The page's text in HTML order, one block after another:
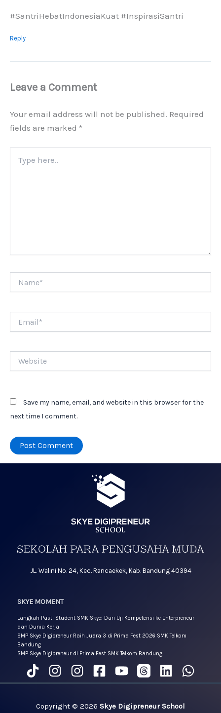
#SantriHebatIndonesiaKuat #InspirasiSantri
Reply
Leave a Comment
Your email address will not be published. Required
fields are marked *
here..
Save my name, email, and website in this browser for the
next time I comment.
JL. Walini No. 24, Kec. Rancaekek, Kab. Bandung 40394
SKYE MOMENT
Langkah Pasti Student SMK Skye: Dari Uji Kompetensi ke Enterpreneur
dan Dunia Kerja
SMP Skye Digipreneur Raih Juara 3 di Prima Fest 2026 SMK Telkom
Bandung
SMP Skye Digipreneur di Prima Fest SMK Telkom Bandung
Copyright © 2026 Skye Digipreneur School